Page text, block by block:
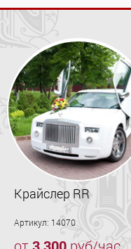
Крайслер RR
Артикул: 14070